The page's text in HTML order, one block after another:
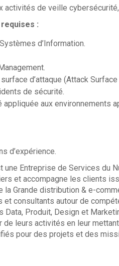
activités de veille
:
d’Information.
d’attaque (Attack
de sécurité.
appliquée aux environnements
d’expérience.
une Entreprise de Services du
et accompagne les clients
la Grande distribution & e-
et consultants autour de
Data, Produit, Design et
de leurs activités en leur
pour des projets et des